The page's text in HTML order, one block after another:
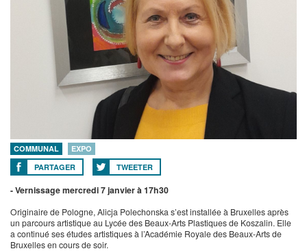
COMMUNAL
EXPO
PARTAGER
TWEETER
- Vernissage mercredi 7 janvier à 17h30
Originaire de Pologne, Alicja Polechonska s’est installée à Bruxelles après
un parcours artistique au Lycée des Beaux-Arts Plastiques de Koszalin. Elle
a continué ses études artistiques à l’Académie Royale des Beaux-Arts de
Bruxelles en cours de soir.